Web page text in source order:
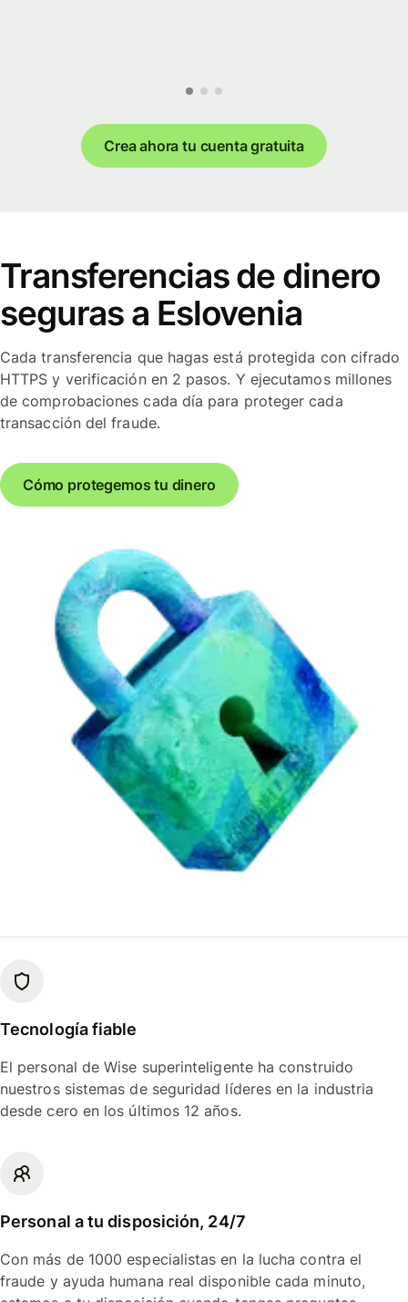
Crea ahora tu cuenta gratuita
Transferencias de dinero
seguras a Eslovenia
Cada transferencia que hagas está protegida con cifrado
HTTPS y verificación en 2 pasos. Y ejecutamos millones
de comprobaciones cada día para proteger cada
transacción del fraude.
Cómo protegemos tu dinero
Tecnología fiable
El personal de Wise superinteligente ha construido
nuestros sistemas de seguridad líderes en la industria
desde cero en los últimos 12 años.
Personal a tu disposición, 24/7
Con más de 1000 especialistas en la lucha contra el
fraude y ayuda humana real disponible cada minuto,